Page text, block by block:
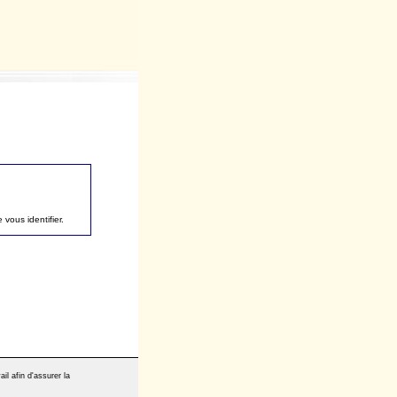
vous identifier.
afin d'assurer la